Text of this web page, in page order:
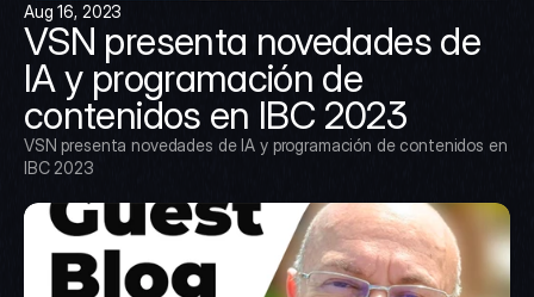
Aug 16, 2023
VSN presenta novedades de
IA y programación de
contenidos en IBC 2023
VSN presenta novedades de IA y programación de contenidos en
IBC 2023